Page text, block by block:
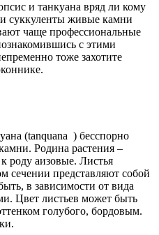
и танкуана вряд ли кому
суккуленты живые камни
чаще профессиональные
с этими
тоже захотите
(tanquana ) бесспорно
Родина растения –
аизовые. Листья
сечении представляют собой
в зависимости от вида
Цвет листьев может быть
голубого, бордовым.